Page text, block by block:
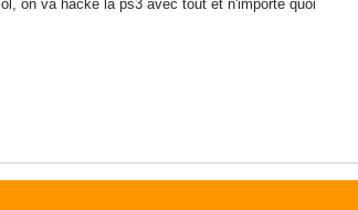
lol, on va hacké la ps3 avec tout et n'importe quoi